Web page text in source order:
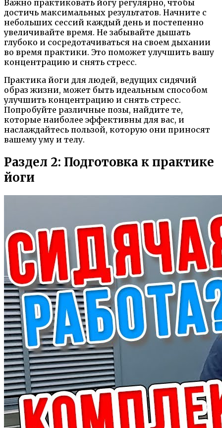
Важно практиковать йогу регулярно, чтобы
достичь максимальных результатов. Начните с
небольших сессий каждый день и постепенно
увеличивайте время. Не забывайте дышать
глубоко и сосредотачиваться на своем дыхании
во время практики. Это поможет улучшить вашу
концентрацию и снять стресс.
Практика йоги для людей, ведущих сидячий
образ жизни, может быть идеальным способом
улучшить концентрацию и снять стресс.
Попробуйте различные позы, найдите те,
которые наиболее эффективны для вас, и
наслаждайтесь пользой, которую они приносят
вашему уму и телу.
Раздел 2: Подготовка к практике
йоги